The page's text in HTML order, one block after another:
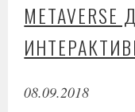
08.09.2018